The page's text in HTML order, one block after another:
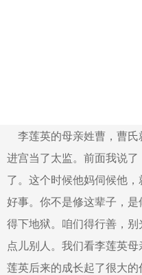
李莲英的母亲姓曹，曹
进宫当了太监。前面我说
了。这个时候他妈伺候他
好事。你不是修这辈子，
得下地狱。咱们得行善，
点儿别人。我们看李莲英
莲英后来的成长起了很大的